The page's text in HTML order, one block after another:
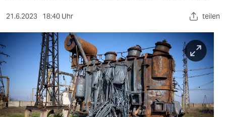
sport
nord
21.6.2023 18:40 Uhr teilen